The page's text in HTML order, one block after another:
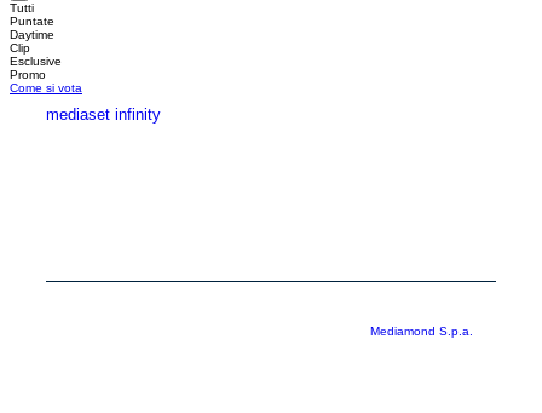
Tutti
Puntate
Daytime
Clip
Esclusive
Promo
Come si vota
mediaset infinity
Mediamond S.p.a.